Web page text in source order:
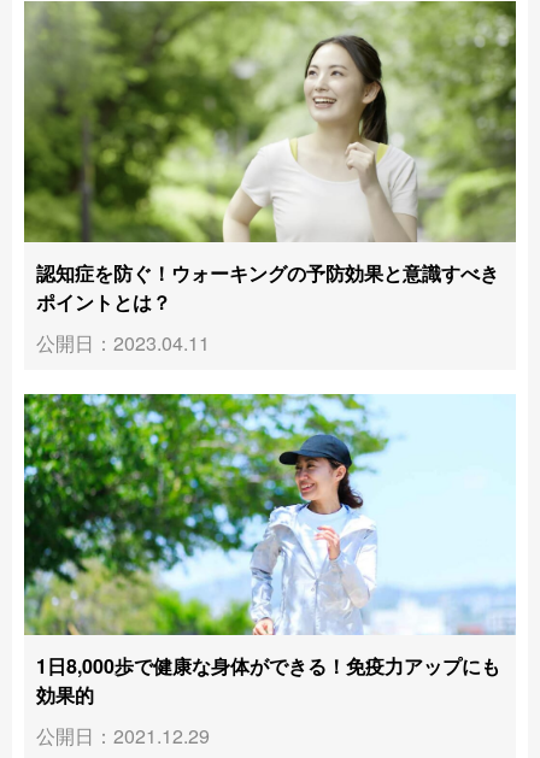
認知症を防ぐ！ウォーキングの予防効果と意識すべき
ポイントとは？
公開日：2023.04.11
1日8,000歩で健康な身体ができる！免疫力アップにも
効果的
公開日：2021.12.29